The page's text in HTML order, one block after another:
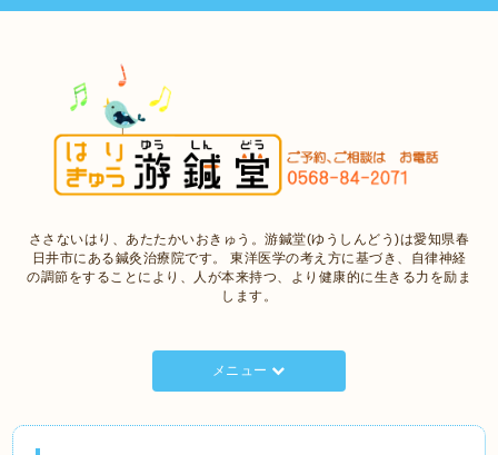
ささないはり、あたたかいおきゅう。游鍼堂(ゆうしんどう)は愛知県春
日井市にある鍼灸治療院です。 東洋医学の考え方に基づき、自律神経
の調節をすることにより、人が本来持つ、より健康的に生きる力を励ま
します。
メニュー